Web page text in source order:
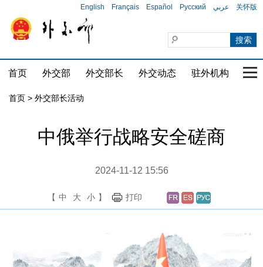
English Français Español Русский عربي 关怀版
首页 外交部 外交部长 外交动态 驻外机构 国
首页 > 外交部长活动
中俄举行战略安全磋商
2024-11-12 15:56
【 中 大 小 】 打印